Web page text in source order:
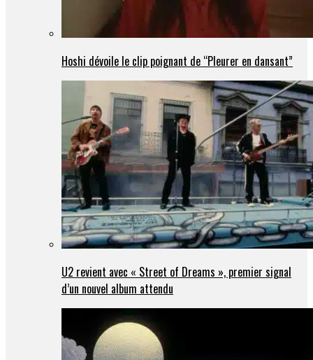
Hoshi dévoile le clip poignant de “Pleurer en dansant”
U2 revient avec « Street of Dreams », premier signal
d’un nouvel album attendu